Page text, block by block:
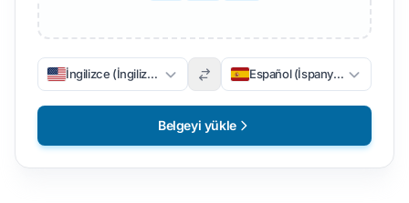
İngilizce (İngilizce) Español (İspanyolca)
Belgeyi yükle